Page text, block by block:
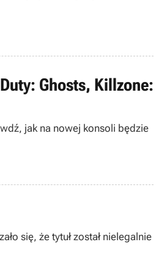
Ghosts, Killzone:
jak na nowej konsoli będzie
się, że tytuł został nielegalnie